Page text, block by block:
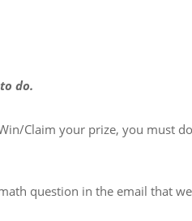
do.
Claim your prize, you must
question in the email that